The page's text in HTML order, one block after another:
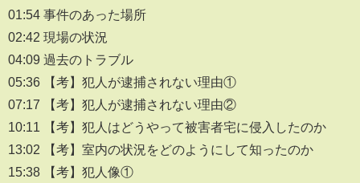
01:54 事件のあった場所
02:42 現場の状況
04:09 過去のトラブル
05:36 【考】犯人が逮捕されない理由①
07:17 【考】犯人が逮捕されない理由②
10:11 【考】犯人はどうやって被害者宅に侵入したのか
13:02 【考】室内の状況をどのようにして知ったのか
15:38 【考】犯人像①